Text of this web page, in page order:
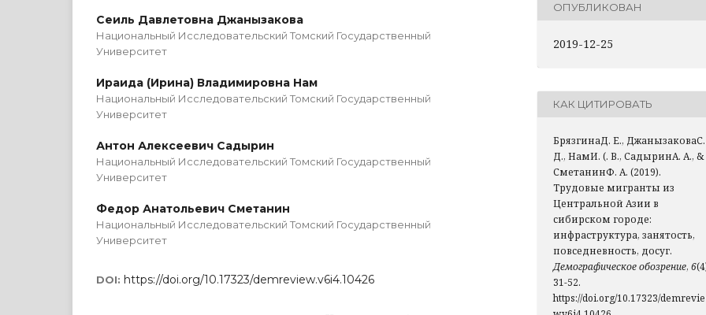
Сеиль Давлетовна Джанызакова
Национальный Исследовательский Томский Государственный
Университет
Ираида (Ирина) Владимировна Нам
Национальный Исследовательский Томский Государственный
Университет
Антон Алексеевич Садырин
Национальный Исследовательский Томский Государственный
Университет
Федор Анатольевич Сметанин
Национальный Исследовательский Томский Государственный
Университет
DOI: https://doi.org/10.17323/demreview.v6i4.10426
ОПУБЛИКОВАН
2019-12-25
КАК ЦИТИРОВАТЬ
БрязгинаД. Е., ДжанызаковаС.
Д., НамИ. (. В., СадыринА. А., &
СметанинФ. А. (2019).
Трудовые мигранты из
Центральной Азии в
сибирском городе:
инфраструктура, занятость,
повседневность, досуг.
Демографическое обозрение, 6
31-52.
https://doi.org/10.17323/demrevie